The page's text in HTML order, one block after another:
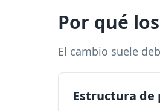
Por qué
El cambio suele
Estructura de